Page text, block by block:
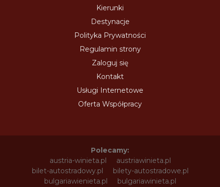
Kierunki
Destynacje
Polityka Prywatności
Regulamin strony
Zaloguj się
Kontakt
Usługi Internetowe
Oferta Współpracy
Polecamy:
austria-winieta.pl
austriawinieta.pl
bilet-autostradowy.pl
bilety-autostradowe.pl
bulgariawienieta.pl
bulgariawinieta.pl